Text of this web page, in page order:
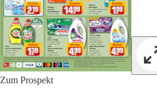
Zum Prospekt